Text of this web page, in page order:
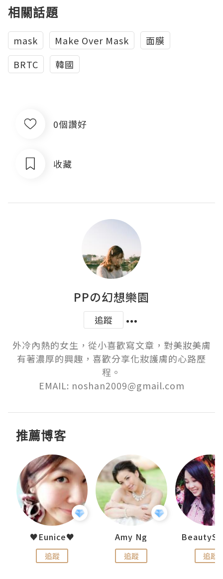
相關話題
mask Make Over Mask
面膜
BRTC
韓國
0個讚好
收藏
PPの幻想樂園
追蹤
外冷內熱的女生，從小喜歡寫文章，對美妝美膚
有著濃厚的興趣，喜歡分享化妝護膚的心路歷
程。
EMAIL: noshan2009@gmail.com
推薦博客
♥Eunice♥
追蹤
Amy Ng
追蹤 追蹤